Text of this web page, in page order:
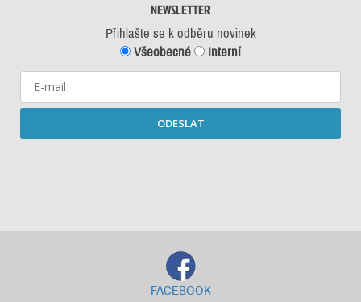
NEWSLETTER
Přihlašte se k odběru novinek
Všeobecné
Interní
ODESLAT
FACEBOOK